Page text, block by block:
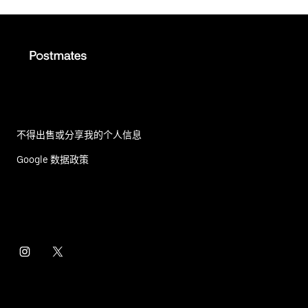
不得出售或分享我的个人信息
Google 数据政策